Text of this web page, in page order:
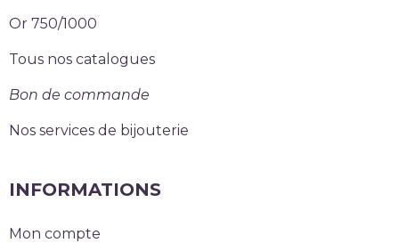
Or 750/1000
Tous nos catalogues
Bon de commande
Nos services de bijouterie
INFORMATIONS
Mon compte